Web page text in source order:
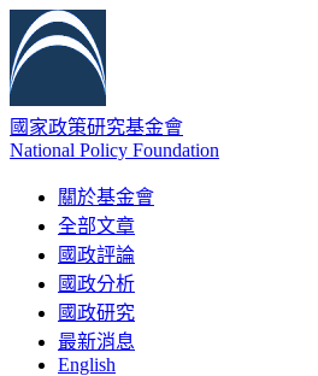
國家政策研究基金會
National Policy Foundation
關於基金會
全部文章
國政評論
國政分析
國政研究
最新消息
English